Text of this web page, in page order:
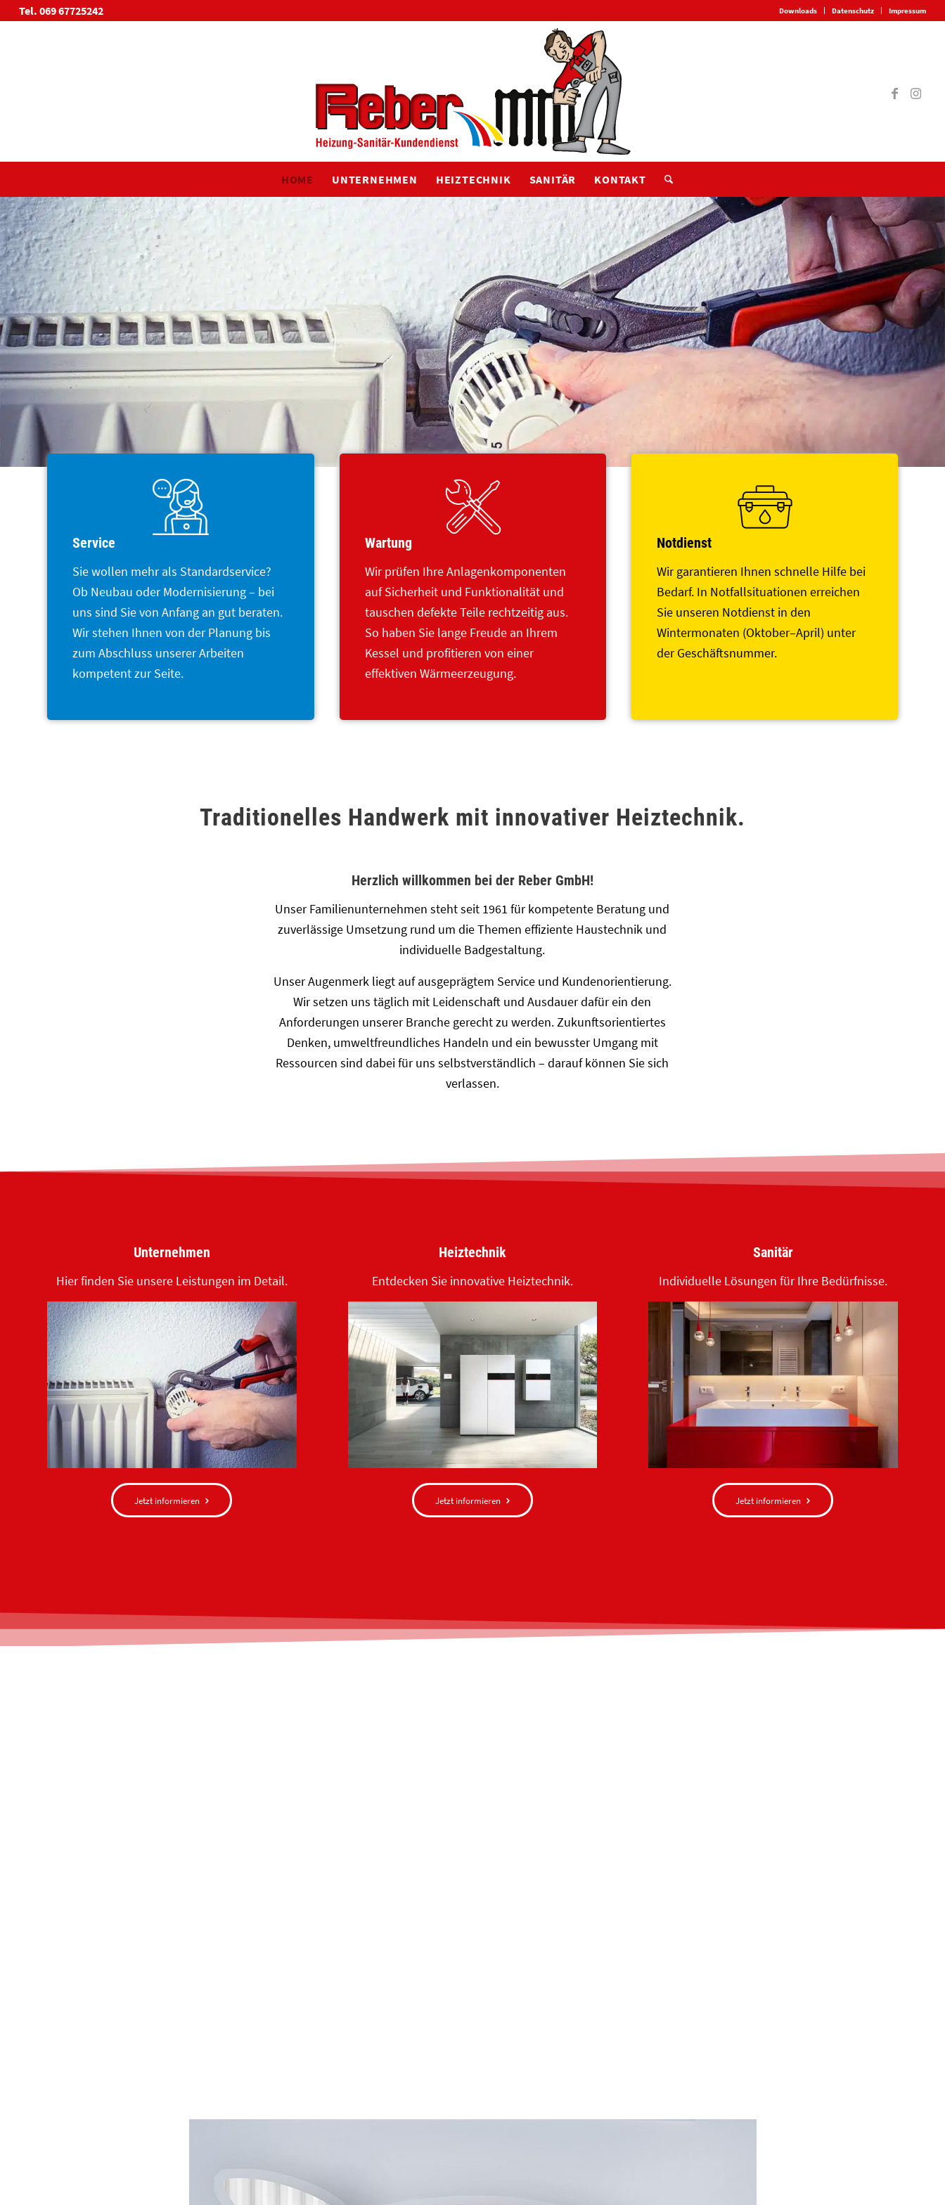
Downloads Datenschutz Impressum
Tel. 069 67725242
HOME UNTERNEHMEN HEIZTECHNIK SANITÄR KONTAKT
Service
Sie wollen mehr als Standardservice?
Ob Neubau oder Modernisierung – bei
uns sind Sie von Anfang an gut beraten.
Wir stehen Ihnen von der Planung bis
zum Abschluss unserer Arbeiten
kompetent zur Seite.
Wartung
Wir prüfen Ihre Anlagenkomponenten
auf Sicherheit und Funktionalität und
tauschen defekte Teile rechtzeitig aus.
So haben Sie lange Freude an Ihrem
Kessel und profitieren von einer
effektiven Wärmeerzeugung.
Notdienst
Wir garantieren Ihnen schnelle Hilfe bei
Bedarf. In Notfallsituationen erreichen
Sie unseren Notdienst in den
Wintermonaten (Oktober–April) unter
der Geschäftsnummer.
Traditionelles Handwerk mit innovativer Heiztechnik.
Herzlich willkommen bei der Reber GmbH!
Unser Familienunternehmen steht seit 1961 für kompetente Beratung und
zuverlässige Umsetzung rund um die Themen effiziente Haustechnik und
individuelle Badgestaltung.
Unser Augenmerk liegt auf ausgeprägtem Service und Kundenorientierung.
Wir setzen uns täglich mit Leidenschaft und Ausdauer dafür ein den
Anforderungen unserer Branche gerecht zu werden. Zukunftsorientiertes
Denken, umweltfreundliches Handeln und ein bewusster Umgang mit
Ressourcen sind dabei für uns selbstverständlich – darauf können Sie sich
verlassen.
Unternehmen
Hier finden Sie unsere Leistungen im Detail.
Jetzt informieren
Heiztechnik
Entdecken Sie innovative Heiztechnik.
Jetzt informieren
Sanitär
Individuelle Lösungen für Ihre Bedürfnisse.
Jetzt informieren